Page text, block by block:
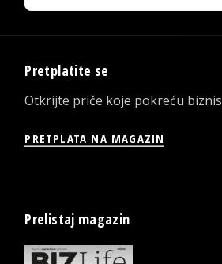
Pretplatite se
Otkrijte priče koje pokreću biznis
PRETPLATA NA MAGAZIN
Prelistaj magazin